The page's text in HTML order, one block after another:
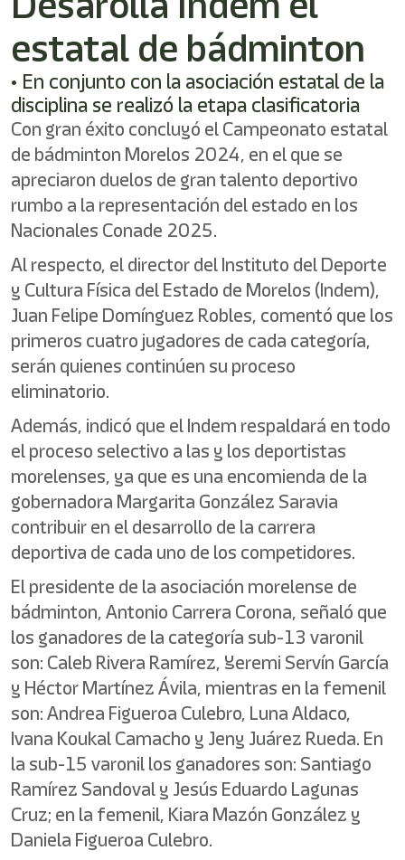
activates
screen
reader
help
you
navigate
and
interact
with
content.
estatal de bádminton
• En conjunto con la asociación estatal de la
disciplina se realizó la etapa clasificatoria
Con gran éxito concluyó el Campeonato estatal
de bádminton Morelos 2024, en el que se
apreciaron duelos de gran talento deportivo
rumbo a la representación del estado en los
Nacionales Conade 2025.
Al respecto, el director del Instituto del Deporte
y Cultura Física del Estado de Morelos (Indem),
Juan Felipe Domínguez Robles, comentó que los
primeros cuatro jugadores de cada categoría,
serán quienes continúen su proceso
eliminatorio.
Además, indicó que el Indem respaldará en todo
el proceso selectivo a las y los deportistas
morelenses, ya que es una encomienda de la
gobernadora Margarita González Saravia
contribuir en el desarrollo de la carrera
deportiva de cada uno de los competidores.
El presidente de la asociación morelense de
bádminton, Antonio Carrera Corona, señaló que
los ganadores de la categoría sub-13 varonil
son: Caleb Rivera Ramírez, Yeremi Servín García
y Héctor Martínez Ávila, mientras en la femenil
son: Andrea Figueroa Culebro, Luna Aldaco,
Ivana Koukal Camacho y Jeny Juárez Rueda. En
la sub-15 varonil los ganadores son: Santiago
Ramírez Sandoval y Jesús Eduardo Lagunas
Cruz; en la femenil, Kiara Mazón González y
Daniela Figueroa Culebro.